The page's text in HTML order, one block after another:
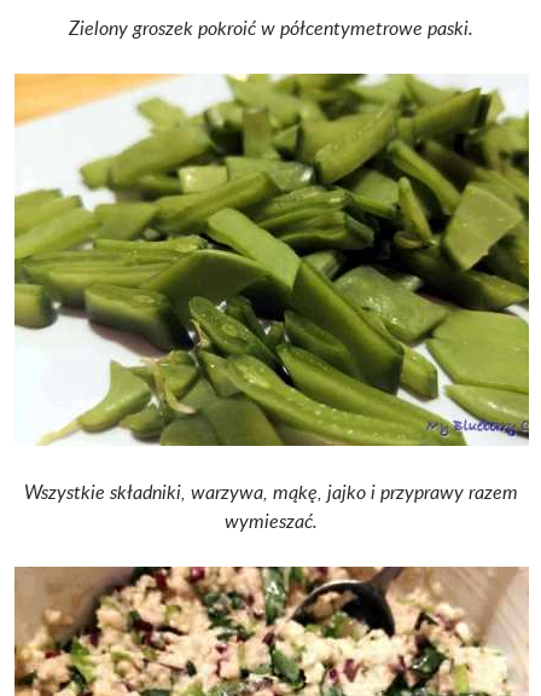
Zielony groszek pokroić w półcentymetrowe paski.
Wszystkie składniki, warzywa, mąkę, jajko i przyprawy razem
wymieszać.